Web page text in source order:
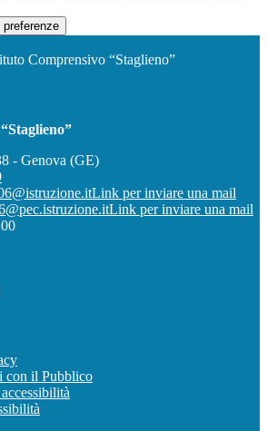
Comprensivo “Staglieno”
- Genova (GE)
Link per inviare una mail
Link per inviare una mail
con il Pubblico